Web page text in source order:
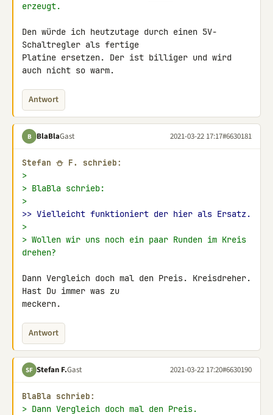
erzeugt.
Den würde ich heutzutage durch einen 5V-
Schaltregler als fertige
Platine ersetzen. Der ist billiger und wird
auch nicht so warm.
Antwort
B BlaBlaGast 2021-03-22 17:17#6630181
Stefan ⛄ F. schrieb:
>
> BlaBla schrieb:
>
>> Vielleicht funktioniert der hier als Ersatz.
>
> Wollen wir uns noch ein paar Runden im Kreis
drehen?
Dann Vergleich doch mal den Preis. Kreisdreher.
Hast Du immer was zu
meckern.
Antwort
SF Stefan F.Gast 2021-03-22 17:20#6630190
BlaBla schrieb:
> Dann Vergleich doch mal den Preis.